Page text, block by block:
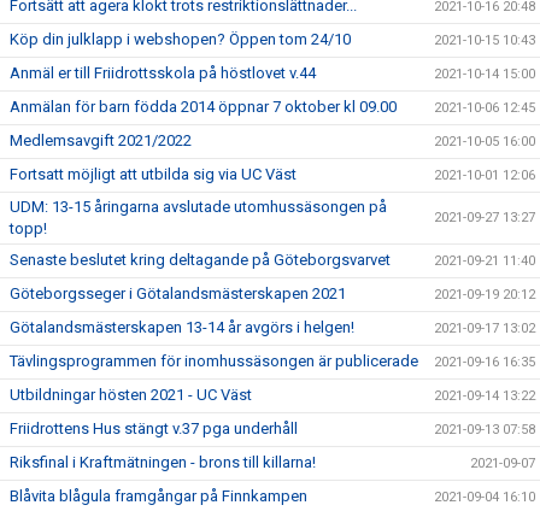
Fortsätt att agera klokt trots restriktionslättnader... 2021-10-16 20:48
Köp din julklapp i webshopen? Öppen tom 24/10 2021-10-15 10:43
Anmäl er till Friidrottsskola på höstlovet v.44 2021-10-14 15:00
Anmälan för barn födda 2014 öppnar 7 oktober kl 09.00 2021-10-06 12:45
Medlemsavgift 2021/2022 2021-10-05 16:00
Fortsatt möjligt att utbilda sig via UC Väst 2021-10-01 12:06
UDM: 13-15 åringarna avslutade utomhussäsongen på
topp!
2021-09-27 13:27
Senaste beslutet kring deltagande på Göteborgsvarvet 2021-09-21 11:40
Göteborgsseger i Götalandsmästerskapen 2021 2021-09-19 20:12
Götalandsmästerskapen 13-14 år avgörs i helgen! 2021-09-17 13:02
Tävlingsprogrammen för inomhussäsongen är publicerade 2021-09-16 16:35
Utbildningar hösten 2021 - UC Väst 2021-09-14 13:22
Friidrottens Hus stängt v.37 pga underhåll 2021-09-13 07:58
Riksfinal i Kraftmätningen - brons till killarna! 2021-09-07
Blåvita blågula framgångar på Finnkampen 2021-09-04 16:10